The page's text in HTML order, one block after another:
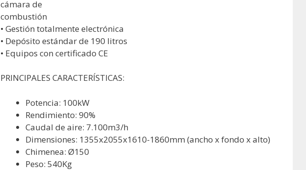
cámara de
combustión
• Gestión totalmente electrónica
• Depósito estándar de 190 litros
• Equipos con certificado CE
PRINCIPALES CARACTERÍSTICAS:
Potencia: 100kW
Rendimiento: 90%
Caudal de aire: 7.100m3/h
Dimensiones: 1355x2055x1610-1860mm (ancho x fondo x alto)
Chimenea: Ø150
Peso: 540Kg